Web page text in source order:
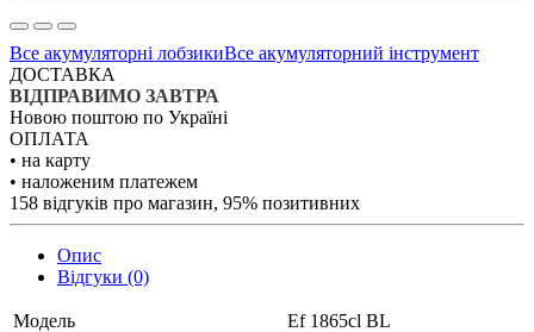
Все акумуляторні лобзикиВсе акумуляторний інструмент
ДОСТАВКА
ВІДПРАВИМО ЗАВТРА
Новою поштою по Україні
ОПЛАТА
• на карту
• наложеним платежем
158 відгуків про магазин, 95% позитивних
Опис
Відгуки (0)
Модель
Ef 1865cl BL